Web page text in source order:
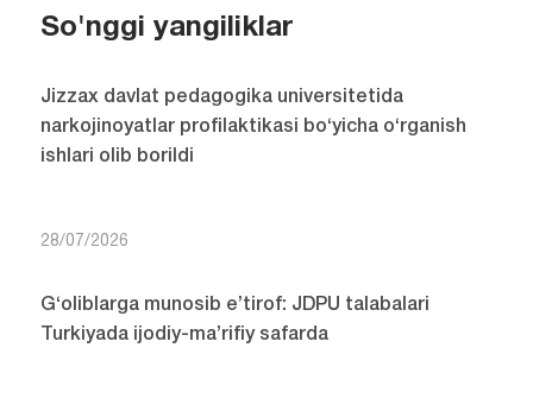
So'nggi yangiliklar
Jizzax davlat pedagogika universitetida
narkojinoyatlar profilaktikasi bo‘yicha o‘rganish
ishlari olib borildi
28/07/2026
G‘oliblarga munosib e’tirof: JDPU talabalari
Turkiyada ijodiy-ma’rifiy safarda